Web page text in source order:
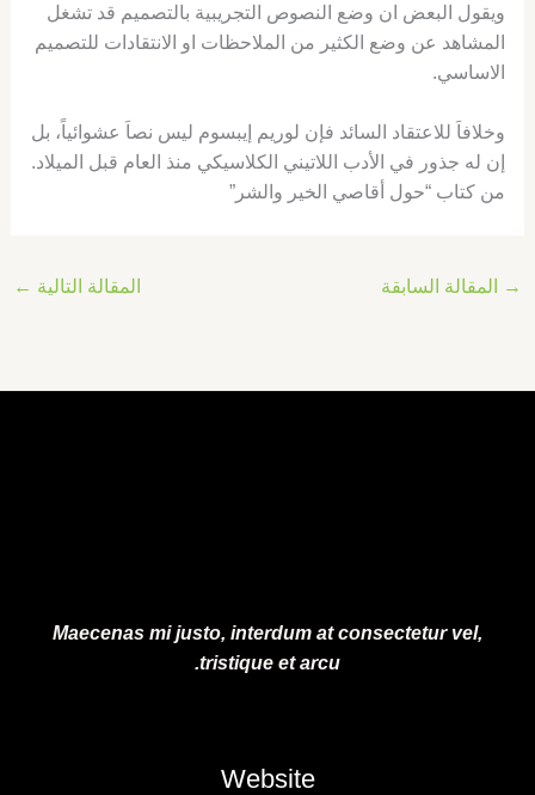
ويقول البعض ان وضع النصوص التجريبية بالتصميم قد تشغل
المشاهد عن وضع الكثير من الملاحظات او الانتقادات للتصميم
الاساسي.
وخلافاَ للاعتقاد السائد فإن لوريم إيبسوم ليس نصاَ عشوائياً، بل
إن له جذور في الأدب اللاتيني الكلاسيكي منذ العام قبل الميلاد.
من كتاب “حول أقاصي الخير والشر”
→ المقالة السابقة المقالة التالية ←
Maecenas mi justo, interdum at consectetur vel,
tristique et arcu.
Website